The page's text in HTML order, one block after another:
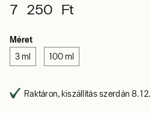
7 250 Ft
Méret
3 ml 100 ml
Raktáron, kiszállítás szerdán 8. 12.